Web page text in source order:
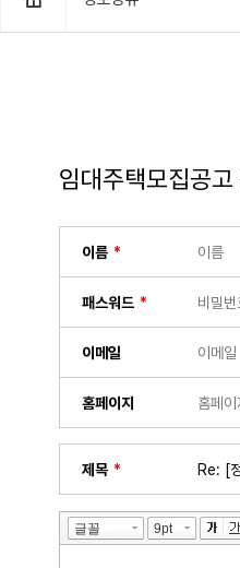
임대주택모집공고
이름
패스워드
이메일
홈페이지
제목